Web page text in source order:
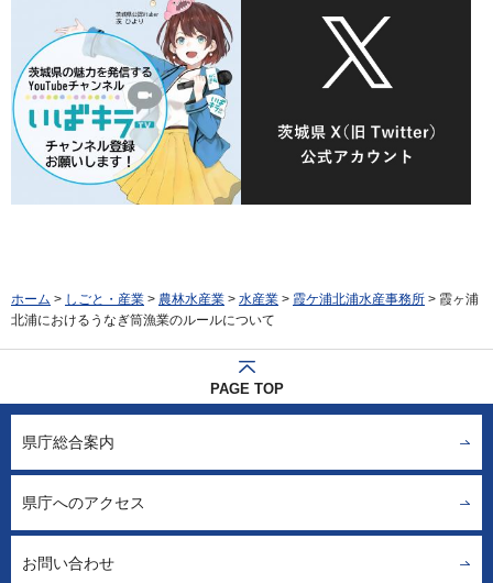
ホーム > しごと・産業 > 農林水産業 > 水産業 > 霞ケ浦北浦水産事務所 > 霞ヶ浦
北浦におけるうなぎ筒漁業のルールについて
PAGE TOP
県庁総合案内
県庁へのアクセス
お問い合わせ